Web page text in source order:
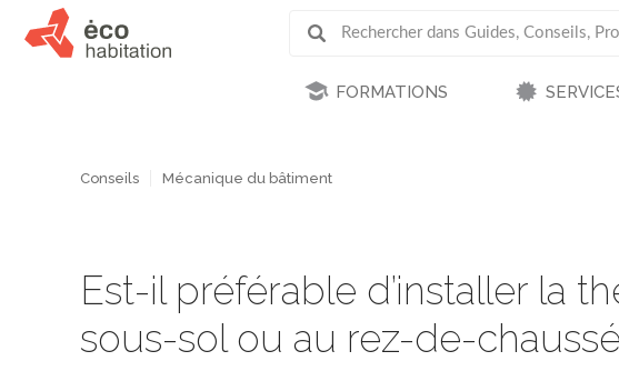
FORMATIONS
Conseils Mécanique du bâtiment
Est-il préférable d’installer la
sous-sol ou au rez-de-